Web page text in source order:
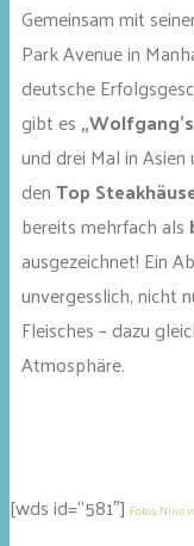
Gemeinsam mit
Park Avenue in
deutsche
gibt es
und drei Mal in
denTop
bereits mehrfach als
ausgezeichnet! Ein
unvergesslich, nicht
Fleisches – dazu
Atmosphäre.
[wds id=“581″] Fotos: Nino